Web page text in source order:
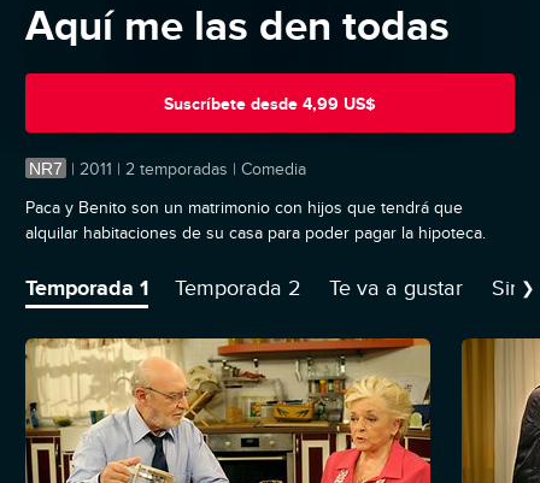
Aquí me las den todas
Suscríbete desde 4,99 US$
NR7 | 2011 | 2 temporadas | Comedia
Paca y Benito son un matrimonio con hijos que tendrá que
alquilar habitaciones de su casa para poder pagar la hipoteca.
Temporada 1 Temporada 2 Te va a gustar ❯